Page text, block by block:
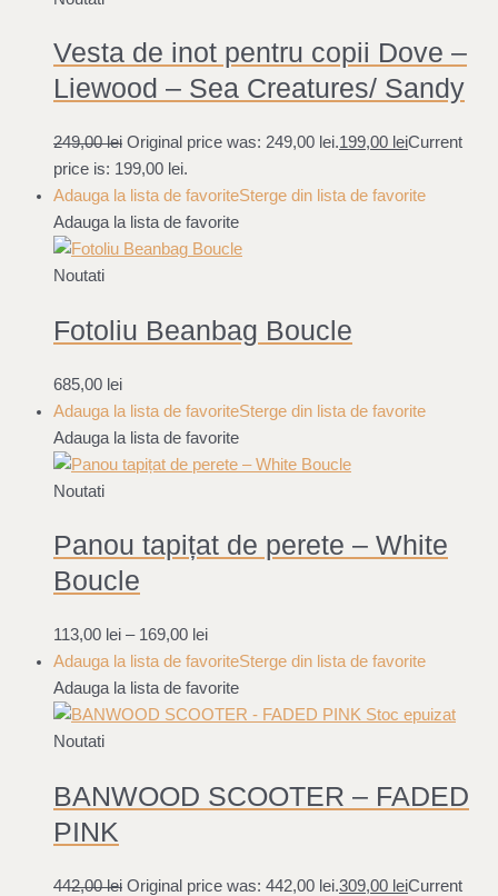
Vesta de inot pentru copii Dove –
Liewood – Sea Creatures/ Sandy
249,00lei Original price was: 249,00 lei.199,00 leiCurrent
price is: 199,00 lei.
Adauga la lista de favoriteSterge din lista de favorite
Adauga la lista de favorite
Noutati
Fotoliu Beanbag Boucle
685,00 lei
Adauga la lista de favoriteSterge din lista de favorite
Adauga la lista de favorite
Noutati
Panou tapițat de perete – White
Boucle
113,00 lei – 169,00 lei
Adauga la lista de favoriteSterge din lista de favorite
Adauga la lista de favorite
Stoc epuizat
Noutati
BANWOOD SCOOTER – FADED
PINK
442,00lei Original price was: 442,00 lei.309,00 leiCurrent